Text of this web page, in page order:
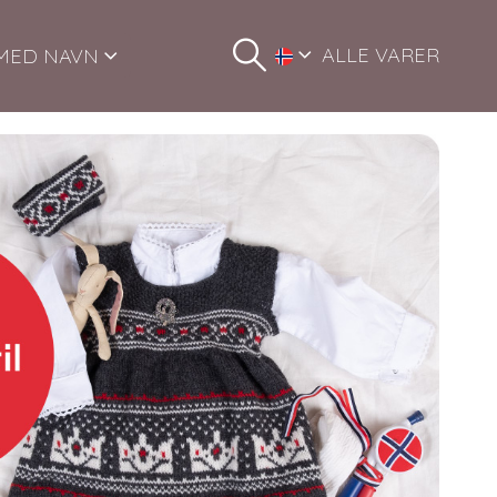
NAVN ALLE VARER